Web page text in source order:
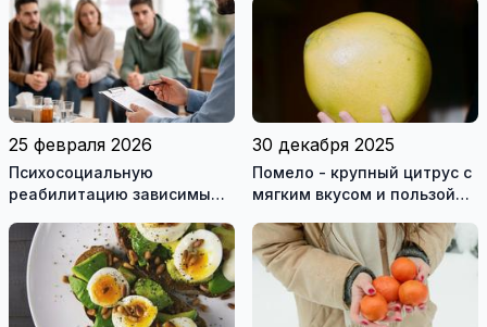
системы классификации
болезней и нарушений
здоровья
защите животных
25 февраля 2026
Психосоциальную
реабилитацию зависимым
лицензированные
учреждения
30 декабря 2025
Помело - крупный цитрус с
мягким вкусом и пользой